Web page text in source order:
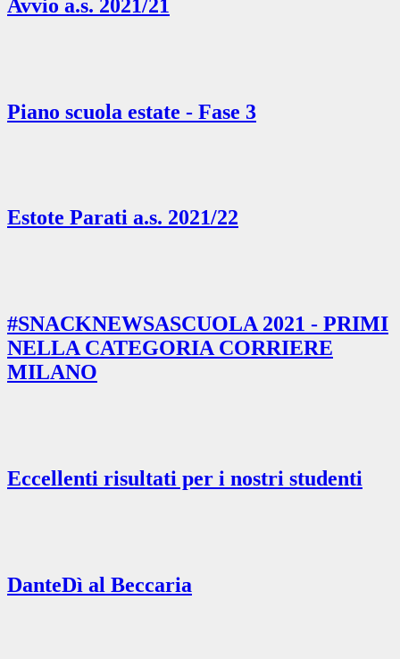
Avvio a.s. 2021/21
Piano scuola estate - Fase 3
Estote Parati a.s. 2021/22
#SNACKNEWSASCUOLA 2021 - PRIMI
NELLA CATEGORIA CORRIERE
MILANO
Eccellenti risultati per i nostri studenti
DanteDì al Beccaria